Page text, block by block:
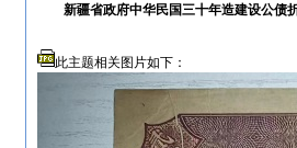
新疆省政府中华民国三十年造建设公债
此主题相关图片如下：